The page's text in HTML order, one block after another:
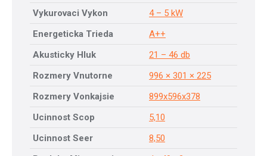
Vykurovaci Vykon
4 – 5 kW
Energeticka Trieda
A++
Akusticky Hluk
21 – 46 db
Rozmery Vnutorne
996 × 301 × 225
Rozmery Vonkajsie
899x596x378
Ucinnost Scop
5,10
Ucinnost Seer
8,50